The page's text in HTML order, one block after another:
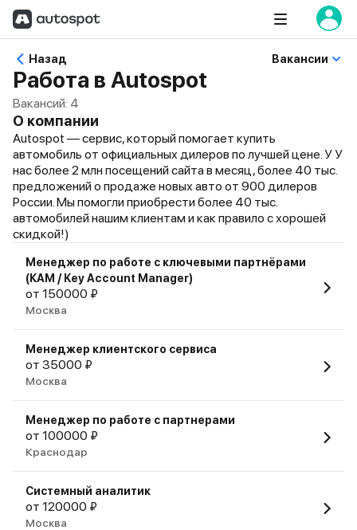
Назад Вакансии
Работа в Autospot
Вакансий: 4
О компании
Autospot — сервис, который помогает купить
автомобиль от официальных дилеров по лучшей цене. У У
нас более 2 млн посещений сайта в месяц, более 40 тыс.
предложений о продаже новых авто от 900 дилеров
России. Мы помогли приобрести более 40 тыс.
автомобилей нашим клиентам и как правило с хорошей
скидкой!)
Менеджер по работе с ключевыми партнёрами
(КАМ / Key Account Manager)
от 150000 ₽
Москва
Менеджер клиентского сервиса
от 35000 ₽
Москва
Менеджер по работе с партнерами
от 100000 ₽
Краснодар
Системный аналитик
от 120000 ₽
Москва